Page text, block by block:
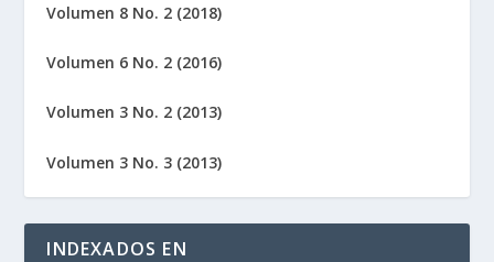
Volumen 8 No. 2 (2018)
Volumen 6 No. 2 (2016)
Volumen 3 No. 2 (2013)
Volumen 3 No. 3 (2013)
INDEXADOS EN